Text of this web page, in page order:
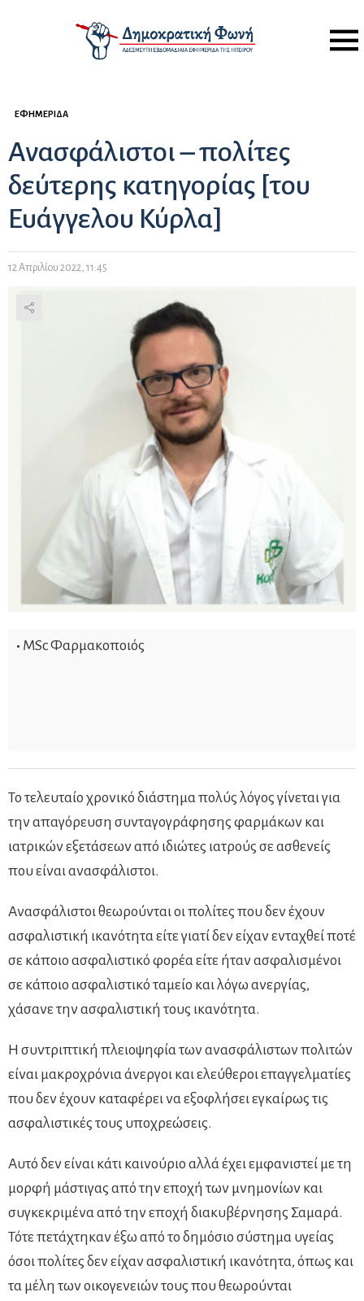
Menu
ΕΦΗΜΕΡΊΔΑ
Ανασφάλιστοι – πολίτες
δεύτερης κατηγορίας [του
Ευάγγελου Κύρλα]
12 Απριλίου 2022, 11:45
• ΜSc Φαρμακοποιός
Το τελευταίο χρονικό διάστημα πολύς λόγος γίνεται για
την απαγόρευση συνταγογράφησης φαρμάκων και
ιατρικών εξετάσεων από ιδιώτες ιατρούς σε ασθενείς
που είναι ανασφάλιστοι.
Ανασφάλιστοι θεωρούνται οι πολίτες που δεν έχουν
ασφαλιστική ικανότητα είτε γιατί δεν είχαν ενταχθεί ποτέ
σε κάποιο ασφαλιστικό φορέα είτε ήταν ασφαλισμένοι
σε κάποιο ασφαλιστικό ταμείο και λόγω ανεργίας,
χάσανε την ασφαλιστική τους ικανότητα.
Η συντριπτική πλειοψηφία των ανασφάλιστων πολιτών
είναι μακροχρόνια άνεργοι και ελεύθεροι επαγγελματίες
που δεν έχουν καταφέρει να εξοφλήσει εγκαίρως τις
ασφαλιστικές τους υποχρεώσεις.
Αυτό δεν είναι κάτι καινούριο αλλά έχει εμφανιστεί με τη
μορφή μάστιγας από την εποχή των μνημονίων και
συγκεκριμένα από την εποχή διακυβέρνησης Σαμαρά.
Τότε πετάχτηκαν έξω από το δημόσιο σύστημα υγείας
όσοι πολίτες δεν είχαν ασφαλιστική ικανότητα, όπως και
τα μέλη των οικογενειών τους που θεωρούνται